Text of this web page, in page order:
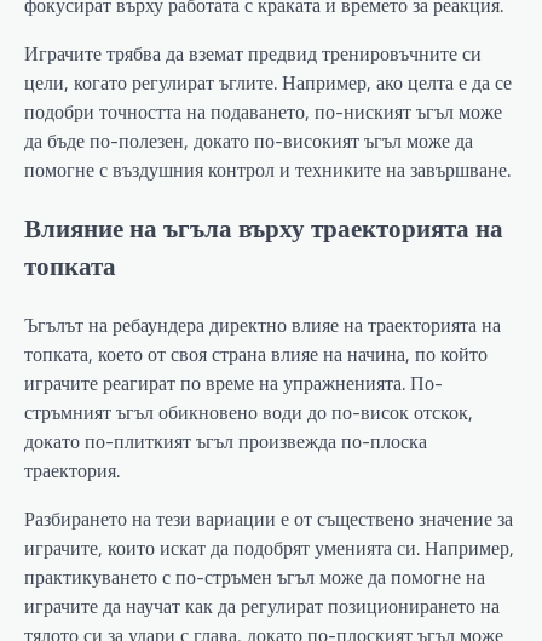
Играчите трябва да вземат предвид тренировъчните си
цели, когато регулират ъглите. Например, ако целта е да се
подобри точността на подаването, по-ниският ъгъл може
да бъде по-полезен, докато по-високият ъгъл може да
помогне с въздушния контрол и техниките на завършване.
Влияние на ъгъла върху траекторията на
топката
Ъгълът на ребаундера директно влияе на траекторията на
топката, което от своя страна влияе на начина, по който
играчите реагират по време на упражненията. По-
стръмният ъгъл обикновено води до по-висок отскок,
докато по-плиткият ъгъл произвежда по-плоска
траектория.
Разбирането на тези вариации е от съществено значение за
играчите, които искат да подобрят уменията си. Например,
практикуването с по-стръмен ъгъл може да помогне на
играчите да научат как да регулират позиционирането на
тялото си за удари с глава, докато по-плоският ъгъл може